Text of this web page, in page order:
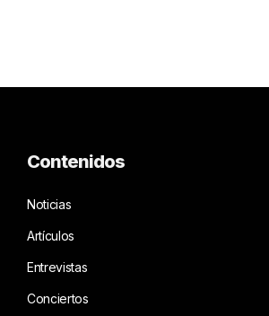
Contenidos
Noticias
Artículos
Entrevistas
Conciertos